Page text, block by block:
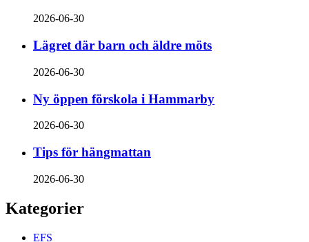
2026-06-30
Lägret där barn och äldre möts
2026-06-30
Ny öppen förskola i Hammarby
2026-06-30
Tips för hängmattan
2026-06-30
Kategorier
EFS